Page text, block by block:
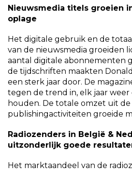
Nieuwsmedia titels groeien
oplage
Het digitale gebruik en de
van de nieuwsmedia groeiden
aantal digitale abonnementen
de tijdschriften maakten
een sterk jaar door. De
tegen de trend in, elk jaar weer
houden. De totale omzet uit de
publishingactiviteiten groeide
Radiozenders in België &
uitzonderlijk goede
Het marktaandeel van de